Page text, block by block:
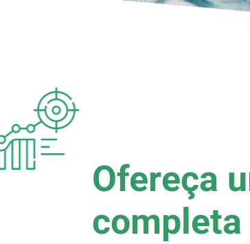
Ofereça
completa